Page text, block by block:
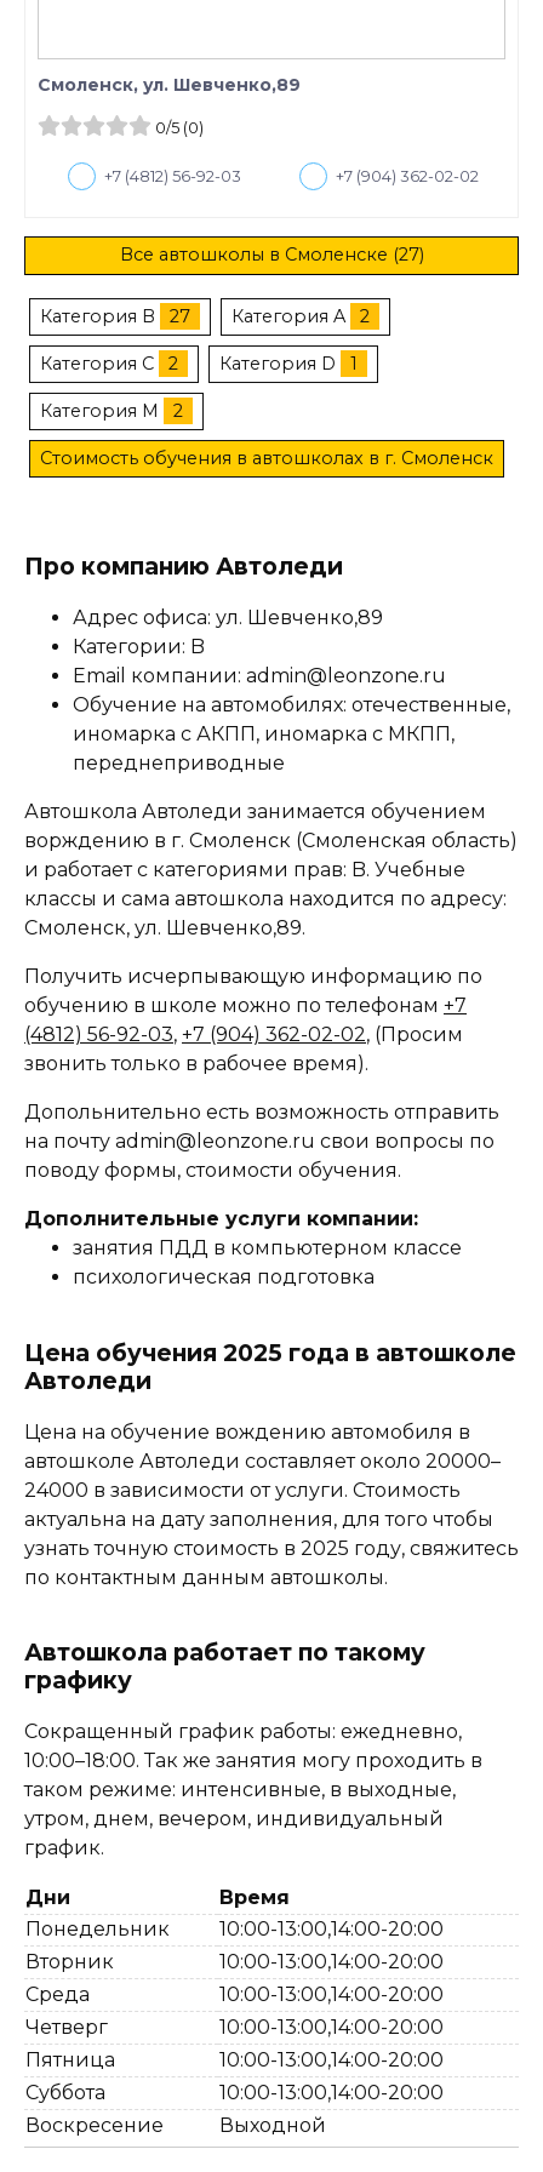
Смоленск, ул. Шевченко,89
0/5(0)
+7 (4812) 56-92-03 +7 (904) 362-02-02
Все автошколы в Смоленске (27)
Категория B 27 Категория A 2
Категория C 2 Категория D 1
Категория M 2
Стоимость обучения в автошколах в г. Смоленск
Про компанию Автоледи
Адрес офиса: ул. Шевченко,89
Категории: B
Email компании: admin@leonzone.ru
Обучение на автомобилях: отечественные,
иномарка с АКПП, иномарка с МКПП,
переднеприводные
Автошкола Автоледи занимается обучением
ворждению в г. Смоленск (Смоленская область)
и работает с категориями прав: B. Учебные
классы и сама автошкола находится по адресу:
Смоленск, ул. Шевченко,89.
Получить исчерпывающую информацию по
обучению в школе можно по телефонам +7
(4812) 56-92-03, +7 (904) 362-02-02, (Просим
звонить только в рабочее время).
Допольнительно есть возможность отправить
на почту admin@leonzone.ru свои вопросы по
поводу формы, стоимости обучения.
Дополнительные услуги компании:
занятия ПДД в компьютерном классе
психологическая подготовка
Цена обучения 2025 года в автошколе
Автоледи
Цена на обучение вождению автомобиля в
автошколе Автоледи составляет около 20000–
24000 в зависимости от услуги. Стоимость
актуальна на дату заполнения, для того чтобы
узнать точную стоимость в 2025 году, свяжитесь
по контактным данным автошколы.
Автошкола работает по такому
графику
Сокращенный график работы: ежедневно,
10:00–18:00. Так же занятия могу проходить в
таком режиме: интенсивные, в выходные,
утром, днем, вечером, индивидуальный
график.
Дни
Время
Понедельник
10:00-13:00,14:00-20:00
Вторник
10:00-13:00,14:00-20:00
Среда
10:00-13:00,14:00-20:00
Четверг
10:00-13:00,14:00-20:00
Пятница
10:00-13:00,14:00-20:00
Суббота
10:00-13:00,14:00-20:00
Воскресение
Выходной